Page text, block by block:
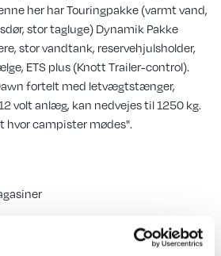
her har Touringpakke (varmt vand,
stor tagluge) Dynamik Pakke
stor vandtank, reservehjulsholder,
ETS plus (Knott Trailer-control).
fortelt med letvægtstænger,
volt anlæg, kan nedvejes til 1250 kg.
hvor campister mødes".
Ctrl.)